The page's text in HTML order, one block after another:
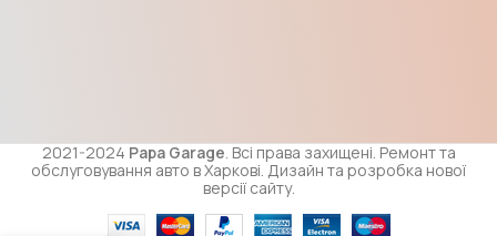
2021-2024 Papa Garage . Всі права захищені. Ремонт та
обслуговування авто в Харкові. Дизайн та розробка нової
версії сайту.